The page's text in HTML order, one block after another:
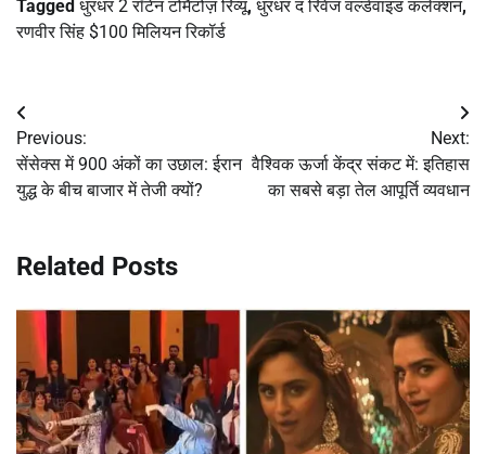
Tagged धुरंधर 2 रॉटेन टोमैटोज़ रिव्यू, धुरंधर द रिवेंज वर्ल्डवाइड कलेक्शन,
रणवीर सिंह $100 मिलियन रिकॉर्ड
Post
navigation
Previous:
सेंसेक्स में 900 अंकों का उछाल: ईरान
युद्ध के बीच बाजार में तेजी क्यों?
Next:
वैश्विक ऊर्जा केंद्र संकट में: इतिहास
का सबसे बड़ा तेल आपूर्ति व्यवधान
Related Posts